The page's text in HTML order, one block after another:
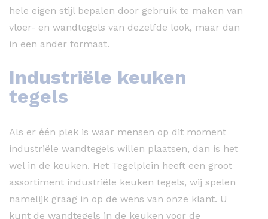
hele eigen stijl bepalen door gebruik te maken van
vloer- en wandtegels van dezelfde look, maar dan
in een ander formaat.
Industriële keuken
tegels
Als er één plek is waar mensen op dit moment
industriële wandtegels willen plaatsen, dan is het
wel in de keuken. Het Tegelplein heeft een groot
assortiment industriële keuken tegels, wij spelen
namelijk graag in op de wens van onze klant. U
kunt de wandtegels in de keuken voor de